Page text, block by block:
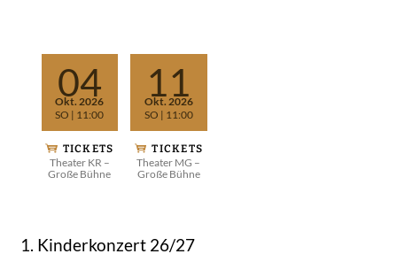
04
Okt. 2026
SO | 11:00
TICKETS
Theater KR –
Große Bühne
11
Okt. 2026
SO | 11:00
TICKETS
Theater MG –
Große Bühne
1. Kinderkonzert 26/27